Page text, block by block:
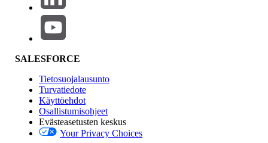
Ominaisuuden vaikutus
Edition
SALESFORCE
Tietosuojalausunto
Turvatiedote
Käyttöehdot
Osallistumisohjeet
Evästeasetusten keskus
Your Privacy Choices